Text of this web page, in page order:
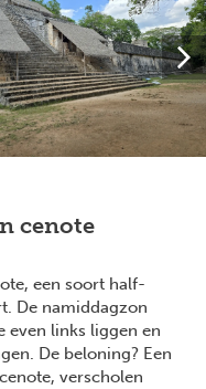
cenote
een soort half-
De namiddagzon
even links liggen en
De beloning? Een
verscholen